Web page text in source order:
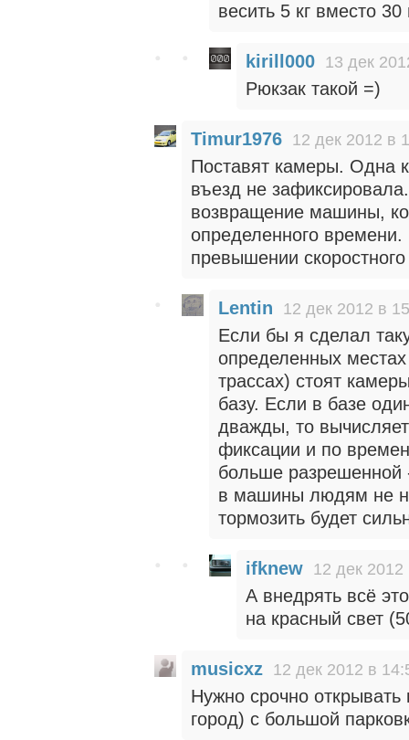
весить 5 кг вместо
kirill000 13 дек
Рюкзак такой =)
Timur1976 12 дек 2012 в
Поставят камеры. Одна
въезд не
возвращение машины,
определенного
превышении
Lentin 12 дек 2012 в
Если бы я сделал
определенных
трассах) стоят
базу. Если в базе
дважды, то
фиксации и по
больше разрешенной
в машины людям не
тормозить будет
ifknew 12 дек 2012
А внедрять всё
на красный свет
musicxz 12 дек 2012 в
Нужно срочно
город) с большой